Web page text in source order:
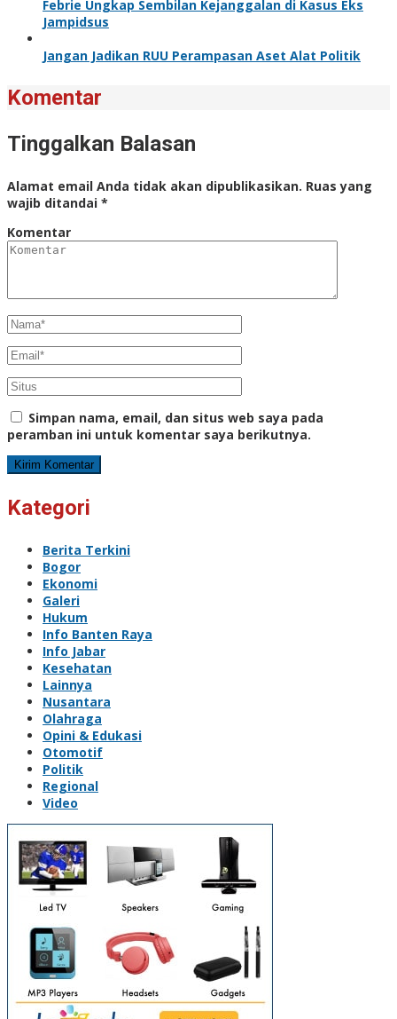
Febrie Ungkap Sembilan Kejanggalan di Kasus Eks
Jampidsus
Jangan Jadikan RUU Perampasan Aset Alat Politik
Komentar
Tinggalkan Balasan
Alamat email Anda tidak akan dipublikasikan. Ruas yang
wajib ditandai *
Komentar
Simpan nama, email, dan situs web saya pada
peramban ini untuk komentar saya berikutnya.
Kategori
Berita Terkini
Bogor
Ekonomi
Galeri
Hukum
Info Banten Raya
Info Jabar
Kesehatan
Lainnya
Nusantara
Olahraga
Opini & Edukasi
Otomotif
Politik
Regional
Video